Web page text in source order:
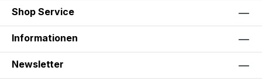
Shop Service
Informationen
Newsletter